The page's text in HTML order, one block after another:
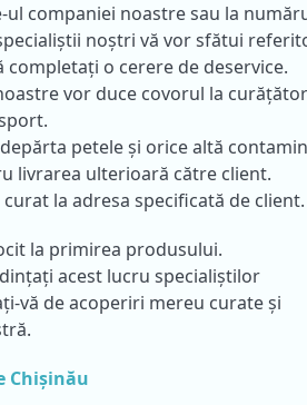
companiei noastre sau la
noștri vă vor sfătui
o cerere de deservice.
vor duce covorul la
petele și orice altă
livrarea ulterioară către client.
la adresa specificată de client.
la primirea produsului.
acest lucru specialiștilor
vă de acoperiri mereu curate și
Chișinău